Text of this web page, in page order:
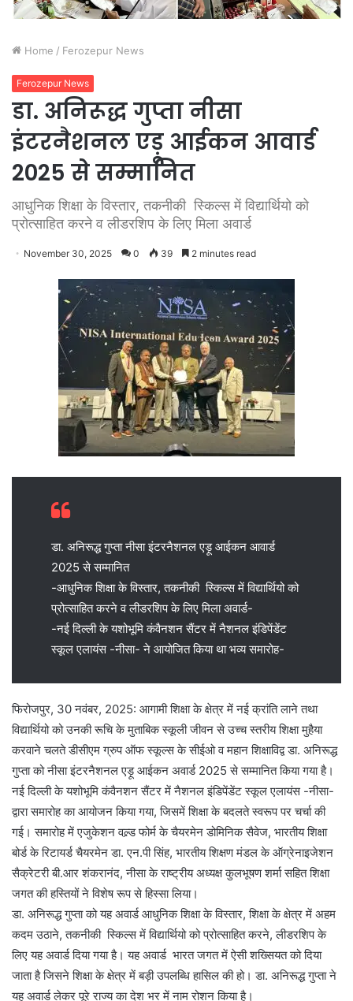
Home / Ferozepur News
Ferozepur News
डा. अनिरूद्ध गुप्ता नीसा
इंटरनैशनल एड़ू आईकन आवार्ड
2025 से सम्मानित
आधुनिक शिक्षा के विस्तार, तकनीकी स्किल्स में विद्यार्थियो को
प्रोत्साहित करने व लीडरशिप के लिए मिला अवार्ड
November 30, 2025 0 39 2 minutes read
डा. अनिरूद्ध गुप्ता नीसा इंटरनैशनल एड़ू आईकन आवार्ड
2025 से सम्मानित
-आधुनिक शिक्षा के विस्तार, तकनीकी स्किल्स में विद्यार्थियो को
प्रोत्साहित करने व लीडरशिप के लिए मिला अवार्ड-
-नई दिल्ली के यशोभूमि कंवैनशन सैंटर में नैशनल इंडिपेंडेंट
स्कूल एलायंस -नीसा- ने आयोजित किया था भव्य समारोह-
फिरोजपुर, 30 नवंबर, 2025: आगामी शिक्षा के क्षेत्र में नई क्रांति लाने तथा
विद्यार्थियो को उनकी रूचि के मुताबिक स्कूली जीवन से उच्च स्तरीय शिक्षा मुहैया
करवाने चलते डीसीएम ग्रुप ऑफ स्कूल्स के सीईओ व महान शिक्षाविद्व डा. अनिरूद्ध
गुप्ता को नीसा इंटरनैशनल एड़ू आईकन अवार्ड 2025 से सम्मानित किया गया है।
नई दिल्ली के यशोभूमि कंवैनशन सैंटर में नैशनल इंडिपेंडेंट स्कूल एलायंस -नीसा-
द्वारा समारोह का आयोजन किया गया, जिसमें शिक्षा के बदलते स्वरूप पर चर्चा की
गई। समारोह में एजुकेशन वल्र्ड फोर्म के चैयरमेन डोमिनिक सैवेज, भारतीय शिक्षा
बोर्ड के रिटायर्ड चैयरमेन डा. एन.पी सिंह, भारतीय शिक्षण मंडल के ऑग्रेनाइजेशन
सैक्रेटरी बी.आर शंकरानंद, नीसा के राष्ट्रीय अध्यक्ष कुलभूषण शर्मा सहित शिक्षा
जगत की हस्तियों ने विशेष रूप से हिस्सा लिया।
डा. अनिरूद्ध गुप्ता को यह अवार्ड आधुनिक शिक्षा के विस्तार, शिक्षा के क्षेत्र में अहम
कदम उठाने, तकनीकी स्किल्स में विद्यार्थियो को प्रोत्साहित करने, लीडरशिप के
लिए यह अवार्ड दिया गया है। यह अवार्ड भारत जगत में ऐसी शख्सियत को दिया
जाता है जिसने शिक्षा के क्षेत्र में बड़ी उपलब्धि हासिल की हो। डा. अनिरूद्ध गुप्ता ने
यह अवार्ड लेकर पूरे राज्य का देश भर में नाम रोशन किया है।